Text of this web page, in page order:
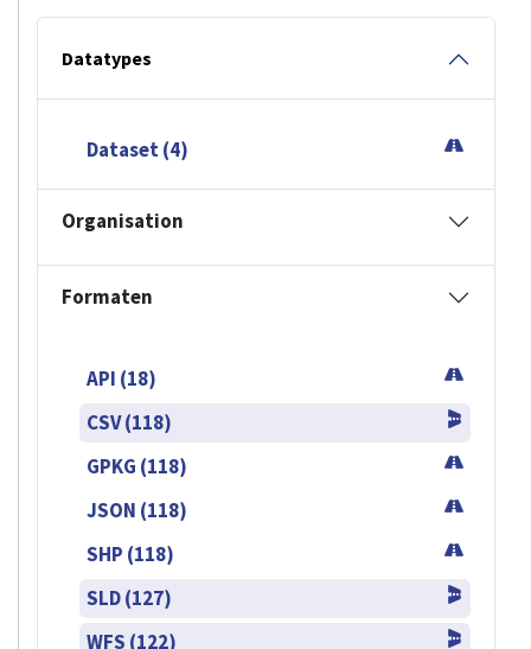
Datatypes
Dataset (4)
Organisation
Formaten
API (18)
CSV (118)
GPKG (118)
JSON (118)
SHP (118)
SLD (127)
WFS (122)